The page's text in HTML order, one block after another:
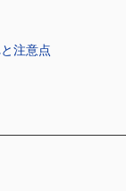
注意点